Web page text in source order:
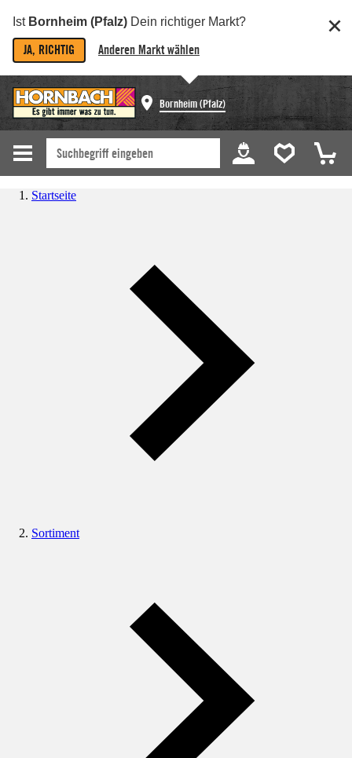
Ist Bornheim (Pfalz) Dein richtiger Markt?
JA, RICHTIG Anderen Markt wählen
Bornheim (Pfalz)
Startseite
Sortiment